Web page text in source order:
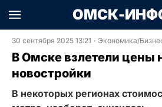
ОМСК-
30 сентября 2025 13:21 · Экономика/
В Омске взлетели цены
новостройки
В некоторых регионах